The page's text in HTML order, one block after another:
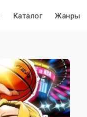
Каталог Жанры